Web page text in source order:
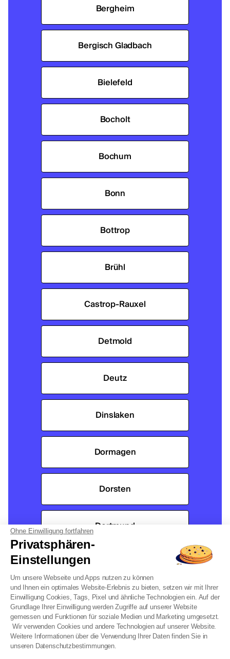
Bergheim
Bergisch Gladbach
Bielefeld
Bocholt
Bochum
Bonn
Bottrop
Brühl
Castrop-Rauxel
Detmold
Deutz
Dinslaken
Dormagen
Dorsten
Dortmund
Düren
Düsseldorf
Ohne Einwilligung fortfahren
Privatsphären-
Einstellungen
Um unsere Webseite und Apps nutzen zu können
und Ihnen ein optimales Website-Erlebnis zu bieten, setzen wir mit Ihrer
Einwilligung Cookies, Tags, Pixel und ähnliche Technologien ein. Auf der
Grundlage Ihrer Einwilligung werden Zugriffe auf unserer Website
gemessen und Funktionen für soziale Medien und Marketing umgesetzt.
Wir verwenden Cookies und andere Technologien auf unserer Website.
Weitere Informationen über die Verwendung Ihrer Daten finden Sie in
unseren Datenschutzbestimmungen.